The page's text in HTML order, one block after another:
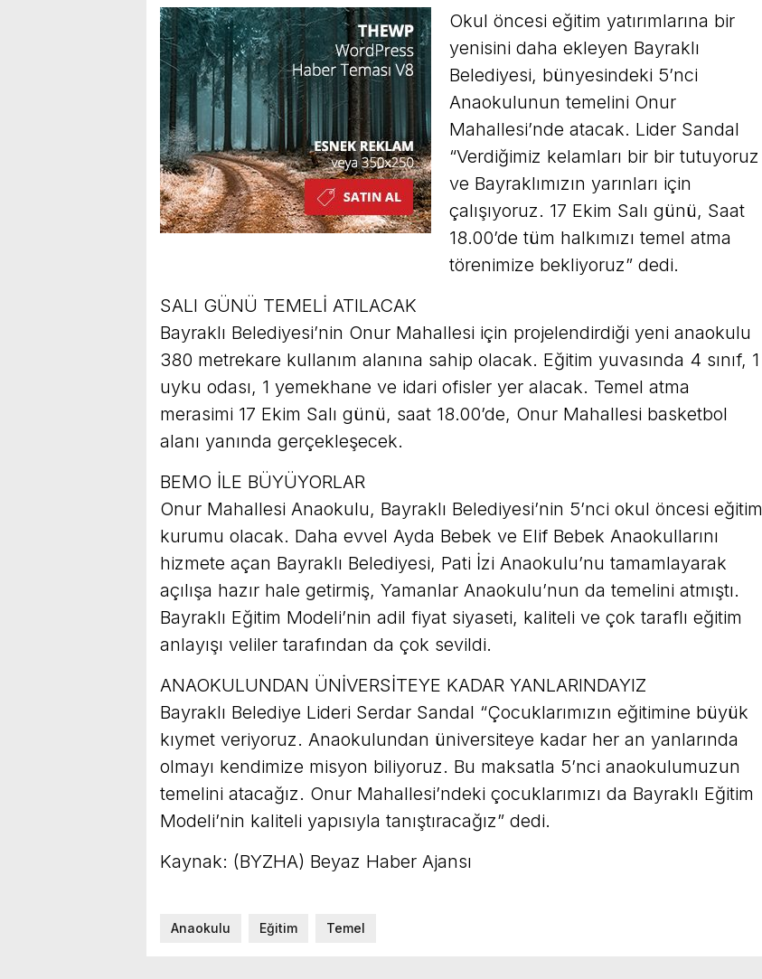
Okul öncesi eğitim yatırımlarına bir
yenisini daha ekleyen Bayraklı
Belediyesi, bünyesindeki 5’nci
Anaokulunun temelini Onur
Mahallesi’nde atacak. Lider Sandal
“Verdiğimiz kelamları bir bir tutuyoruz
ve Bayraklımızın yarınları için
çalışıyoruz. 17 Ekim Salı günü, Saat
18.00’de tüm halkımızı temel atma
törenimize bekliyoruz” dedi.
SALI GÜNÜ TEMELİ ATILACAK
Bayraklı Belediyesi’nin Onur Mahallesi için projelendirdiği yeni anaokulu
380 metrekare kullanım alanına sahip olacak. Eğitim yuvasında 4 sınıf, 1
uyku odası, 1 yemekhane ve idari ofisler yer alacak. Temel atma
merasimi 17 Ekim Salı günü, saat 18.00’de, Onur Mahallesi basketbol
alanı yanında gerçekleşecek.
BEMO İLE BÜYÜYORLAR
Onur Mahallesi Anaokulu, Bayraklı Belediyesi’nin 5’nci okul öncesi eğitim
kurumu olacak. Daha evvel Ayda Bebek ve Elif Bebek Anaokullarını
hizmete açan Bayraklı Belediyesi, Pati İzi Anaokulu’nu tamamlayarak
açılışa hazır hale getirmiş, Yamanlar Anaokulu’nun da temelini atmıştı.
Bayraklı Eğitim Modeli’nin adil fiyat siyaseti, kaliteli ve çok taraflı eğitim
anlayışı veliler tarafından da çok sevildi.
ANAOKULUNDAN ÜNİVERSİTEYE KADAR YANLARINDAYIZ
Bayraklı Belediye Lideri Serdar Sandal “Çocuklarımızın eğitimine büyük
kıymet veriyoruz. Anaokulundan üniversiteye kadar her an yanlarında
olmayı kendimize misyon biliyoruz. Bu maksatla 5’nci anaokulumuzun
temelini atacağız. Onur Mahallesi’ndeki çocuklarımızı da Bayraklı Eğitim
Modeli’nin kaliteli yapısıyla tanıştıracağız” dedi.
Kaynak: (BYZHA) Beyaz Haber Ajansı
Anaokulu Eğitim Temel